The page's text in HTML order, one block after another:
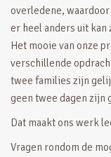
overledene,
er heel anders uit
Het mooie van onze
verschillende
twee families zijn
geen twee dagen zijn
Dat maakt ons werk
Vragen rondom de